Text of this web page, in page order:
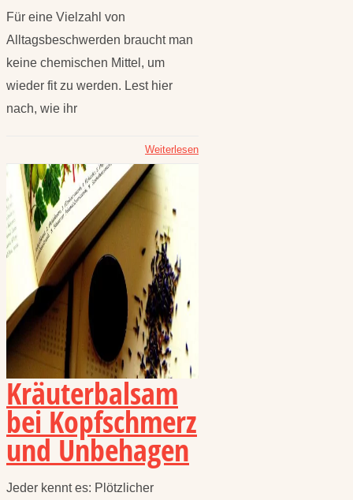
Für eine Vielzahl von
Alltagsbeschwerden braucht man
keine chemischen Mittel, um
wieder fit zu werden. Lest hier
nach, wie ihr
Weiterlesen
Kräuterbalsam
bei Kopfschmerz
und Unbehagen
Jeder kennt es: Plötzlicher